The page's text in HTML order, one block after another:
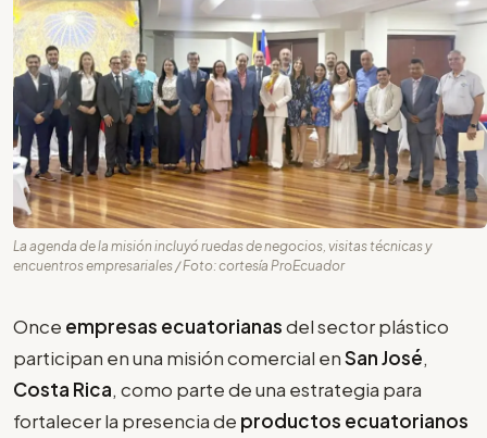
La agenda de la misión incluyó ruedas de negocios, visitas técnicas y
encuentros empresariales / Foto: cortesía ProEcuador
Once empresas ecuatorianasdel sector plástico
participan en una misión comercial enSan José,
Costa Rica, como parte de una estrategia para
fortalecer la presencia de productos ecuatorianos